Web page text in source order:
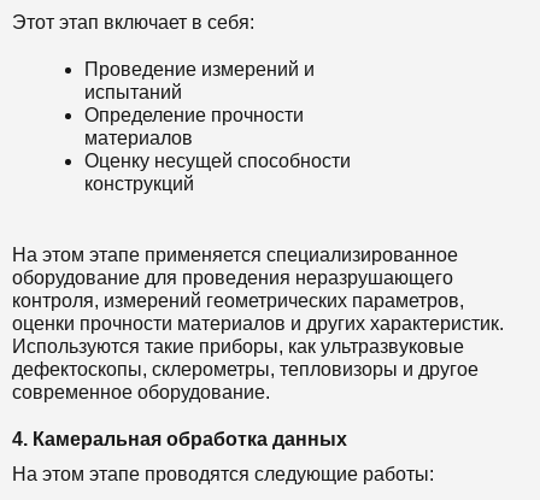
Этот этап включает в себя:
Проведение измерений и
испытаний
Определение прочности
материалов
Оценку несущей способности
конструкций
На этом этапе применяется специализированное
оборудование для проведения неразрушающего
контроля, измерений геометрических параметров,
оценки прочности материалов и других характеристик.
Используются такие приборы, как ультразвуковые
дефектоскопы, склерометры, тепловизоры и другое
современное оборудование.
4. Камеральная обработка данных
На этом этапе проводятся следующие работы: